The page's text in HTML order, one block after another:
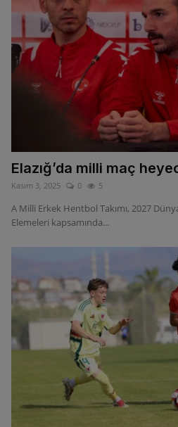
Elazığ’da milli maç
Kasım 3, 2025 0 5
A Milli Erkek Hentbol Takımı, 2027
Elemeleri kapsamında...